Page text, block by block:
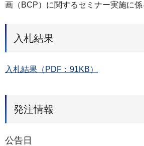
画（BCP）に関するセミナー実施に
入札結果
入札結果（PDF：91KB）
発注情報
公告日